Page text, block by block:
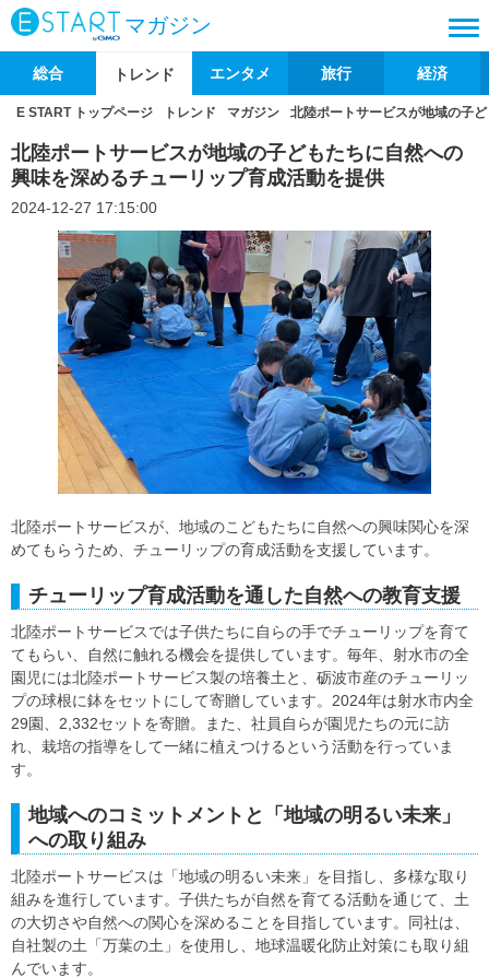
マガジン
総合 トレンド エンタメ 旅行 経済
E START トップページ トレンド マガジン 北陸ポートサービスが地域の子
北陸ポートサービスが地域の子どもたちに自然への
興味を深めるチューリップ育成活動を提供
2024-12-27 17:15:00
北陸ポートサービスが、地域のこどもたちに自然への興味関心を深
めてもらうため、チューリップの育成活動を支援しています。
チューリップ育成活動を通した自然への教育支援
北陸ポートサービスでは子供たちに自らの手でチューリップを育て
てもらい、自然に触れる機会を提供しています。毎年、射水市の全
園児には北陸ポートサービス製の培養土と、砺波市産のチューリッ
プの球根に鉢をセットにして寄贈しています。2024年は射水市内全
29園、2,332セットを寄贈。また、社員自らが園児たちの元に訪
れ、栽培の指導をして一緒に植えつけるという活動を行っていま
す。
地域へのコミットメントと「地域の明るい未来」
への取り組み
北陸ポートサービスは「地域の明るい未来」を目指し、多様な取り
組みを進行しています。子供たちが自然を育てる活動を通じて、土
の大切さや自然への関心を深めることを目指しています。同社は、
自社製の土「万葉の土」を使用し、地球温暖化防止対策にも取り組
んでいます。